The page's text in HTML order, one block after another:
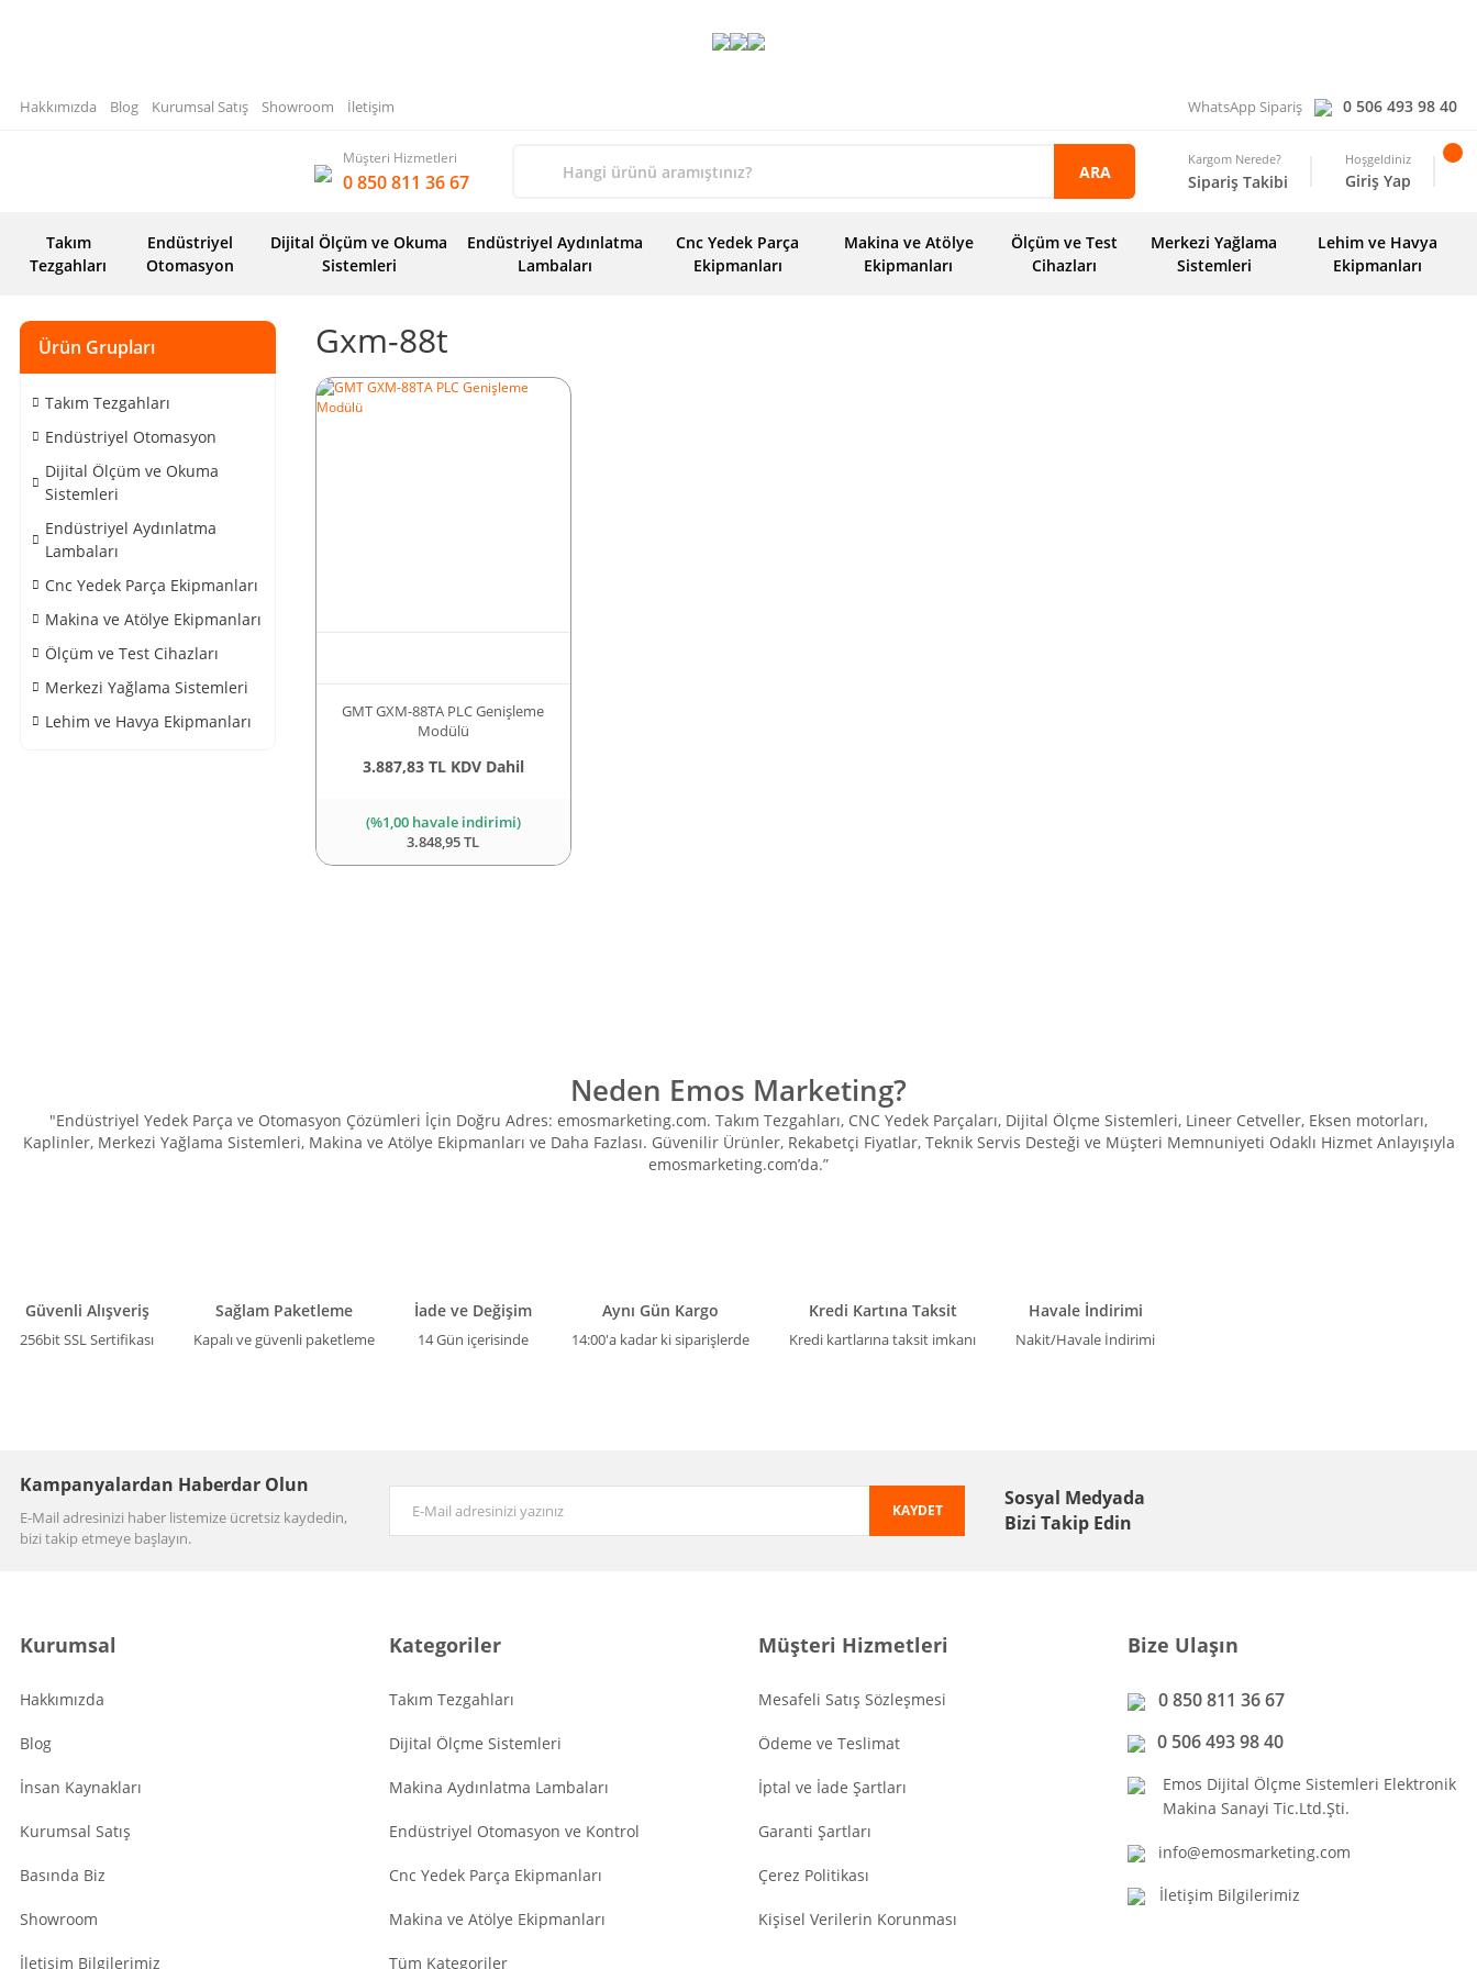
Hakkımızda Blog Kurumsal Satış Showroom İletişim WhatsApp Sipariş 0 506 493 98 40
Müşteri Hizmetleri
0 850 811 36 67 ARA
Kargom Nerede?
Sipariş Takibi
Hoşgeldiniz
Giriş Yap
Takım
Tezgahları
Endüstriyel
Otomasyon
Dijital Ölçüm ve Okuma
Sistemleri
Endüstriyel Aydınlatma
Lambaları
Cnc Yedek Parça
Ekipmanları
Makina ve Atölye
Ekipmanları
Ölçüm ve Test
Cihazları
Merkezi Yağlama
Sistemleri
Lehim ve Havya
Ekipmanları
Ürün Grupları
Takım Tezgahları
Endüstriyel Otomasyon
Dijital Ölçüm ve Okuma
Sistemleri
Endüstriyel Aydınlatma
Lambaları
Cnc Yedek Parça Ekipmanları
Makina ve Atölye Ekipmanları
Ölçüm ve Test Cihazları
Merkezi Yağlama Sistemleri
Lehim ve Havya Ekipmanları
Gxm-88t
GMT GXM-88TA PLC Genişleme
Modülü
3.887,83 TL KDV Dahil
(%1,00 havale indirimi)
3.848,95 TL
Neden Emos Marketing?
"Endüstriyel Yedek Parça ve Otomasyon Çözümleri İçin Doğru Adres: emosmarketing.com. Takım Tezgahları, CNC Yedek Parçaları, Dijital Ölçme Sistemleri, Lineer Cetveller, Eksen motorları,
Kaplinler, Merkezi Yağlama Sistemleri, Makina ve Atölye Ekipmanları ve Daha Fazlası. Güvenilir Ürünler, Rekabetçi Fiyatlar, Teknik Servis Desteği ve Müşteri Memnuniyeti Odaklı Hizmet Anlayışıyla
emosmarketing.com’da.”
Güvenli Alışveriş
256bit SSL Sertifikası
Sağlam Paketleme
Kapalı ve güvenli paketleme
İade ve Değişim
14 Gün içerisinde
Aynı Gün Kargo
14:00'a kadar ki siparişlerde
Kredi Kartına Taksit
Kredi kartlarına taksit imkanı
Havale İndirimi
Nakit/Havale İndirimi
Kampanyalardan Haberdar Olun
E-Mail adresinizi haber listemize ücretsiz kaydedin,
bizi takip etmeye başlayın.
KAYDET
Sosyal Medyada
Bizi Takip Edin
Kurumsal
Hakkımızda
Blog
İnsan Kaynakları
Kurumsal Satış
Basında Biz
Showroom
İletişim Bilgilerimiz
Kategoriler
Takım Tezgahları
Dijital Ölçme Sistemleri
Makina Aydınlatma Lambaları
Endüstriyel Otomasyon ve Kontrol
Cnc Yedek Parça Ekipmanları
Makina ve Atölye Ekipmanları
Tüm Kategoriler
Müşteri Hizmetleri
Mesafeli Satış Sözleşmesi
Ödeme ve Teslimat
İptal ve İade Şartları
Garanti Şartları
Çerez Politikası
Kişisel Verilerin Korunması
Bize Ulaşın
0 850 811 36 67
0 506 493 98 40
Emos Dijital Ölçme Sistemleri Elektronik
Makina Sanayi Tic.Ltd.Şti.
info@emosmarketing.com
İletişim Bilgilerimiz